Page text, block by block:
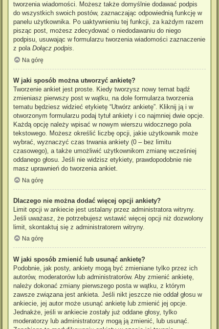
tworzenia wiadomości. Możesz także domyślnie dodawać podpis
do wszystkich swoich postów, zaznaczając odpowiednią funkcję w
panelu użytkownika. Po uaktywnieniu tej funkcji, za każdym razem
pisząc post, możesz zdecydować o niedodawaniu do niego
podpisu, usuwając w formularzu tworzenia wiadomości zaznaczenie
z pola Dołącz podpis.
Na górę
W jaki sposób można utworzyć ankietę?
Tworzenie ankiet jest proste. Kiedy tworzysz nowy temat bądź
zmieniasz pierwszy post w wątku, na dole formularza tworzenia
tematu będziesz widzieć etykietę “Utwórz ankietę”. Kliknij ją i w
otworzonym formularzu podaj tytuł ankiety i co najmniej dwie opcje.
Każdą opcję należy wpisać w nowym wierszu widocznego pola
tekstowego. Możesz określić liczbę opcji, jakie użytkownik może
wybrać, wyznaczyć czas trwania ankiety (0 – bez limitu
czasowego), a także umożliwić użytkownikom zmianę wcześniej
oddanego głosu. Jeśli nie widzisz etykiety, prawdopodobnie nie
masz uprawnień do tworzenia ankiet.
Na górę
Dlaczego nie można dodać więcej opcji ankiety?
Limit opcji w ankiecie jest ustalany przez administratora witryny.
Jeśli uważasz, że potrzebujesz wstawić więcej opcji niż dozwolony
limit, skontaktuj się z administratorem witryny.
Na górę
W jaki sposób zmienić lub usunąć ankietę?
Podobnie, jak posty, ankiety mogą być zmieniane tylko przez ich
autorów, moderatorów lub administratorów. Aby zmienić ankietę,
należy dokonać zmiany pierwszego posta w wątku, z którym
zawsze związana jest ankieta. Jeśli nikt jeszcze nie oddał głosu w
ankiecie, jej autor może usunąć ankietę lub zmienić jej opcje.
Jednakże, jeśli w ankiecie zostały już oddane głosy, tylko
moderatorzy lub administratorzy mogą ją zmienić, lub usunąć.